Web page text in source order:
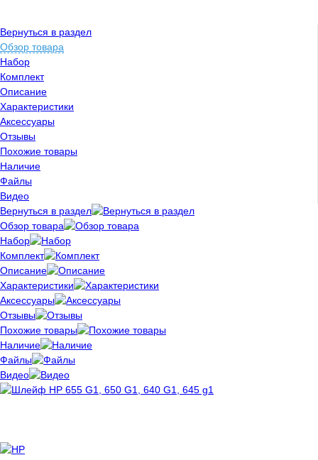
Вернуться в раздел
Обзор товара
Набор
Комплект
Описание
Характеристики
Аксессуары
Отзывы
Похожие товары
Наличие
Файлы
Видео
Вернуться в раздел
Обзор товара
Набор
Комплект
Описание
Характеристики
Аксессуары
Отзывы
Похожие товары
Наличие
Файлы
Видео